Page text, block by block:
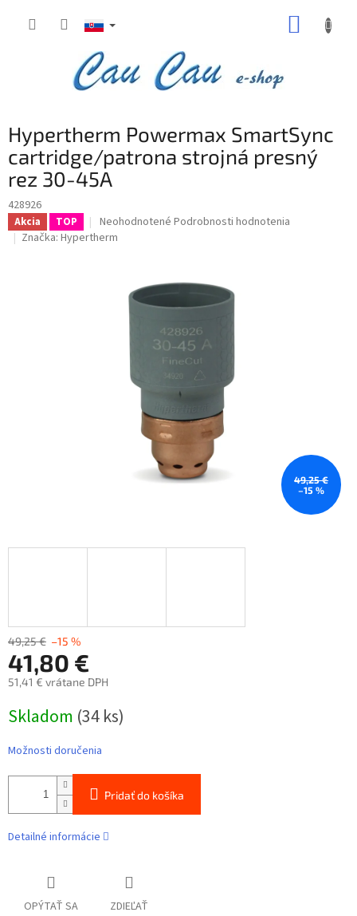
Hypertherm Powermax SmartSync
cartridge/patrona strojná presný
rez 30-45A
428926
Akcia TOP
Priemerné
hodnotenie
hviezdičiek.
Neohodnotené Podrobnosti hodnotenia
Značka: Hypertherm
49,25 €
–15 %
49,25 € –15 %
41,80 €
51,41 € vrátane DPH
cena:
Skladom (34 ks)
Možnosti doručenia
Pridať do košíka
Detailné informácie
OPÝTAŤ SA ZDIEĽAŤ